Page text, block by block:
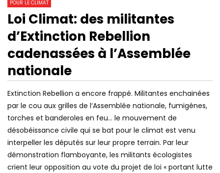
Watch Later
01:10:22
EP.03 | SAINTE-SOLINE, AUTOPSIE
D’UN CARNAGE
06:55
GROS CLASH ENTRE
ÉCOLO ET UN
M CONVOIS DE L’EAU
POUR LE CLIMAT
Loi Climat: des militantes
d’Extinction Rebellion
cadenassées à l’Assemblée
nationale
Extinction Rebellion a encore frappé. Militantes enchainées
par le cou aux grilles de l’Assemblée nationale, fumigènes,
torches et banderoles en feu… le mouvement de
désobéissance civile qui se bat pour le climat est venu
interpeller les députés sur leur propre terrain. Par leur
démonstration flamboyante, les militants écologistes
crient leur opposition au vote du projet de loi « portant lutte